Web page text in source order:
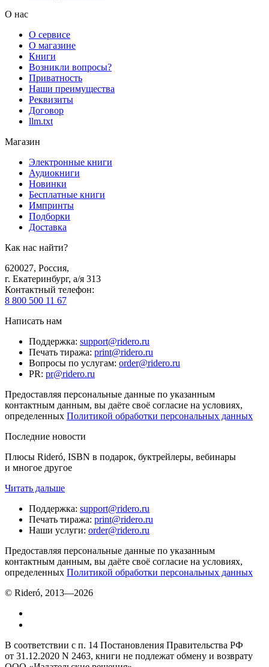
О нас
О сервисе
О магазине
Книги
Возникли вопросы?
Приватность
Наши преимущества
Реквизиты
Договор
llm.txt
Магазин
Электронные книги
Аудиокниги
Новинки
Бесплатные книги
Импринты
Подборки
Доставка
Как нас найти?
620027, Россия,
г. Екатеринбург, а/я 313
Контактный телефон:
8 800 500 11 67
Написать нам
Поддержка: support@ridero.ru
Печать тиража: print@ridero.ru
Вопросы по услугам: order@ridero.ru
PR: pr@ridero.ru
Предоставляя персональные данные по указанным
контактным данным, вы даёте своё согласие на условиях,
определенных Политикой обработки персональных данных
Последние новости
Плюсы Rideró, ISBN в подарок, буктрейлеры, вебинары
и многое другое
Читать дальше
Поддержка: support@ridero.ru
Печать тиража: print@ridero.ru
Наши услуги: order@ridero.ru
Предоставляя персональные данные по указанным
контактным данным, вы даёте своё согласие на условиях,
определенных Политикой обработки персональных данных
© Rideró, 2013—2026
В соответствии с п. 14 Постановления Правительства РФ
от 31.12.2020 N 2463, книги не подлежат обмену и возврату